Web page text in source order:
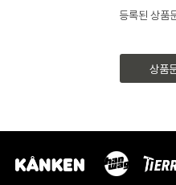
등록된 상품
상품